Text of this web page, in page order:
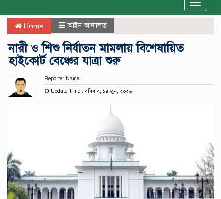
Toggle
Home আইন আদালত
নারী ও শিশু নির্যাতন মামলায় বিশেষায়িত
হাইকোর্ট বেঞ্চের যাত্রা শুরু
Reporter Name
Update Time : রবিবার, ১৪ জুন, ২০২৬